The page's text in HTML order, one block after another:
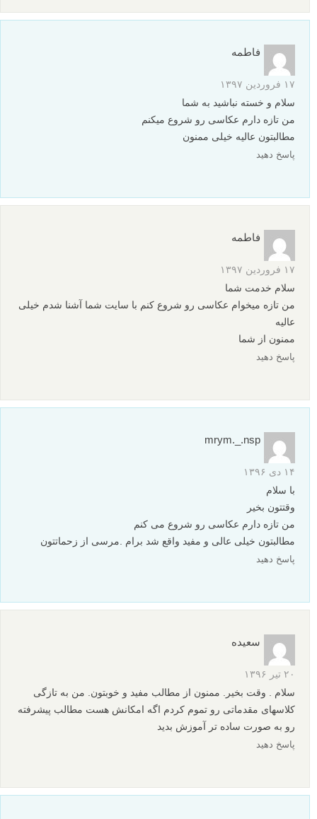
فاطمه
۱۷ فروردین ۱۳۹۷
سلام و خسته نباشید به شما
من تازه دارم عکاسی رو شروع میکنم
مطالبتون عالیه خیلی ممنون
پاسخ دهید
فاطمه
۱۷ فروردین ۱۳۹۷
سلام خدمت شما
من تازه میخوام عکاسی رو شروع کنم با سایت شما آشنا شدم خیلی
عالیه
ممنون از شما
پاسخ دهید
mrym._.nsp
۱۴ دی ۱۳۹۶
با سلام
وقتتون بخیر
من تازه دارم عکاسی رو شروع می کنم
مطالبتون خیلی عالی و مفید واقع شد برام .مرسی از زحماتتون
پاسخ دهید
سعیده
۲۰ تیر ۱۳۹۶
سلام . وقت بخیر. ممنون از مطالب مفید و خوبتون. من به تازگی
کلاسهای مقدماتی رو تموم کردم اگه امکانش هست مطالب پیشرفته
رو به صورت ساده تر آموزش بدید
پاسخ دهید